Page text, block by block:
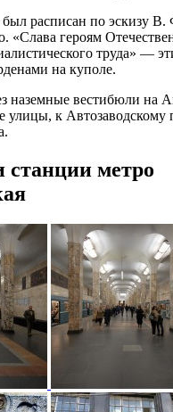
расписан по эскизу В.
«Слава героям
труда» —
на куполе.
наземные вестибюли на
улицы, к Автозаводскому
метро